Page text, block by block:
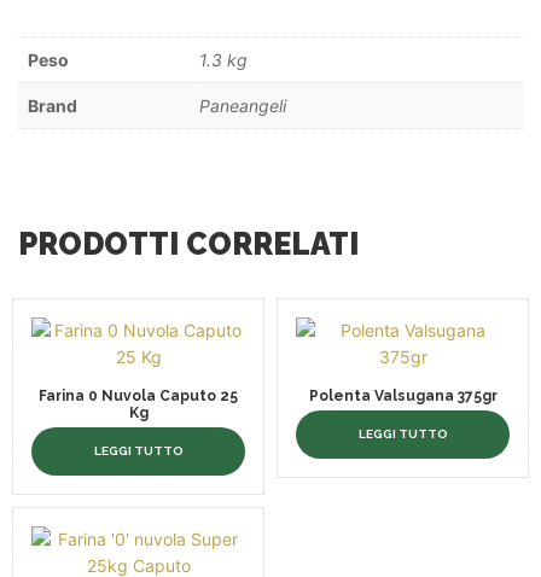
Peso 1.3 kg
Brand Paneangeli
PRODOTTI CORRELATI
Farina 0 Nuvola Caputo 25
Kg
LEGGI TUTTO
Polenta Valsugana 375gr
LEGGI TUTTO